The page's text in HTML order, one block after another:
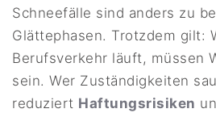
Schneefälle sind anders zu
Glättephasen. Trotzdem gilt:
Berufsverkehr läuft, müssen
sein. Wer Zuständigkeiten
reduziert Haftungsrisiken